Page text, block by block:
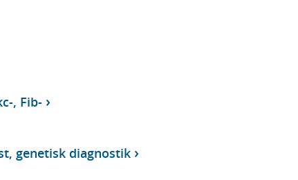
, Fib-
genetisk diagnostik